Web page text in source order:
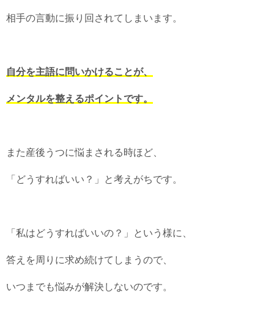
相手の言動に振り回されてしまいます。
自分を主語に問いかけることが、
メンタルを整えるポイントです。
また産後うつに悩まされる時ほど、
「どうすればいい？」と考えがちです。
「私はどうすればいいの？」という様に、
答えを周りに求め続けてしまうので、
いつまでも悩みが解決しないのです。